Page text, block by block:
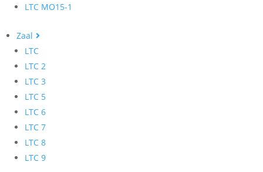
LTC MO15-1
Zaal
LTC
LTC 2
LTC 3
LTC 5
LTC 6
LTC 7
LTC 8
LTC 9